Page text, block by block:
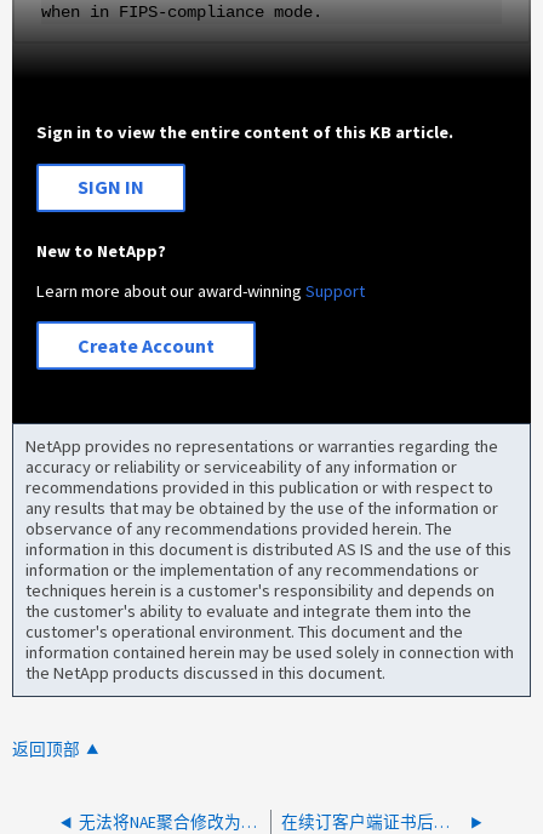
when in FIPS-compliance mode.
Sign in to view the entire content of this KB article.
SIGN IN
New to NetApp?
Learn more about our award-winningSupport
Create Account
NetApp provides no representations or warranties regarding the
accuracy or reliability or serviceability of any information or
recommendations provided in this publication or with respect to
any results that may be obtained by the use of the information or
observance of any recommendations provided herein. The
information in this document is distributed AS IS and the use of this
information or the implementation of any recommendations or
techniques herein is a customer's responsibility and depends on
the customer's ability to evaluate and integrate them into the
customer's operational environment. This document and the
information contained herein may be used solely in connection with
the NetApp products discussed in this document.
返回顶部
无法将NAE聚合修改为非NAE 在续订客户端证书后、无法从外部KMIP还原加密密钥